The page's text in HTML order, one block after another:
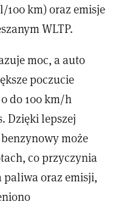
100 km) oraz emisje
WLTP.
moc, a auto
poczucie
do 100 km/h
Dzięki lepszej
może
co przyczynia
paliwa oraz emisji,